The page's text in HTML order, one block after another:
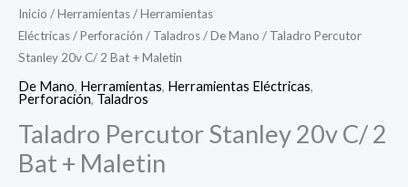
Inicio /Herramientas/Herramientas
Eléctricas/Perforación / Taladros/De Mano / Taladro Percutor
Stanley 20v C/ 2 Bat + Maletin
De Mano, Herramientas, Herramientas Eléctricas,
Perforación, Taladros
Taladro Percutor Stanley 20v C/ 2
Bat + Maletin